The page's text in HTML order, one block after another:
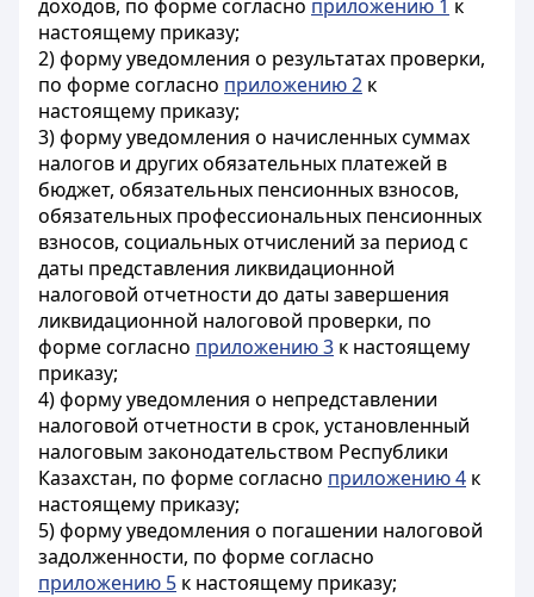
доходов, по форме согласно приложению 1 к
настоящему приказу;
2) форму уведомления о результатах проверки,
по форме согласно приложению 2 к
настоящему приказу;
3) форму уведомления о начисленных суммах
налогов и других обязательных платежей в
бюджет, обязательных пенсионных взносов,
обязательных профессиональных пенсионных
взносов, социальных отчислений за период с
даты представления ликвидационной
налоговой отчетности до даты завершения
ликвидационной налоговой проверки, по
форме согласно приложению 3 к настоящему
приказу;
4) форму уведомления о непредставлении
налоговой отчетности в срок, установленный
налоговым законодательством Республики
Казахстан, по форме согласно приложению 4 к
настоящему приказу;
5) форму уведомления о погашении налоговой
задолженности, по форме согласно
приложению 5 к настоящему приказу;